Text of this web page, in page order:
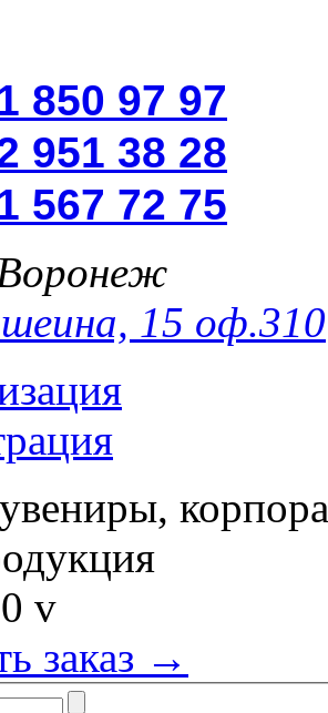
850 97 97
951 38 28
567 72 75
15 оф.310
0 v
заказ →